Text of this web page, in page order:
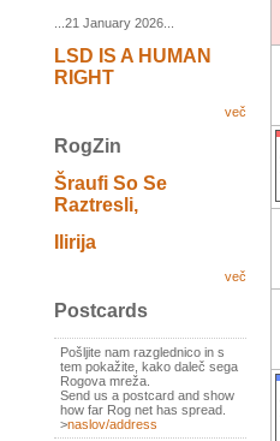
...21 January 2026...
LSD IS A HUMAN
RIGHT
več
RogZin
Šraufi So Se
Raztresli,
Ilirija
več
Postcards
Pošljite nam razglednico in s
tem pokažite, kako daleč sega
Rogova mreža.
Send us a postcard and show
how far Rog net has spread.
>naslov/address